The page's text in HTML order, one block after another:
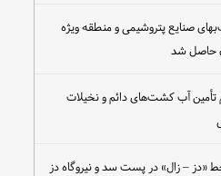
صنایع پتروشیمی و منطقه ویژه
حاصل شد
تأمین آب کشت‌های دائم و نخیلات
«دز – زال» در پست سد و نیروگاه دز